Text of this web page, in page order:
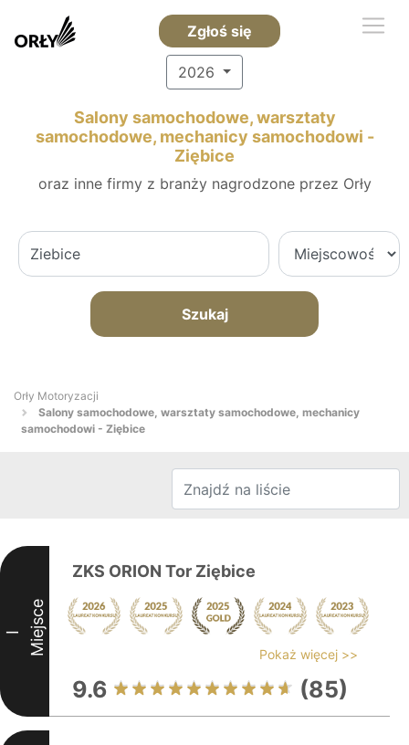
Zgłoś się
2026
Salony samochodowe, warsztaty
samochodowe, mechanicy samochodowi -
Ziębice
oraz inne firmy z branży nagrodzone przez Orły
Szukaj
Orły Motoryzacji
Salony samochodowe, warsztaty samochodowe, mechanicy
samochodowi - Ziębice
I Miejsce
ZKS ORION Tor Ziębice
Pokaż więcej >>
9.6 (85)